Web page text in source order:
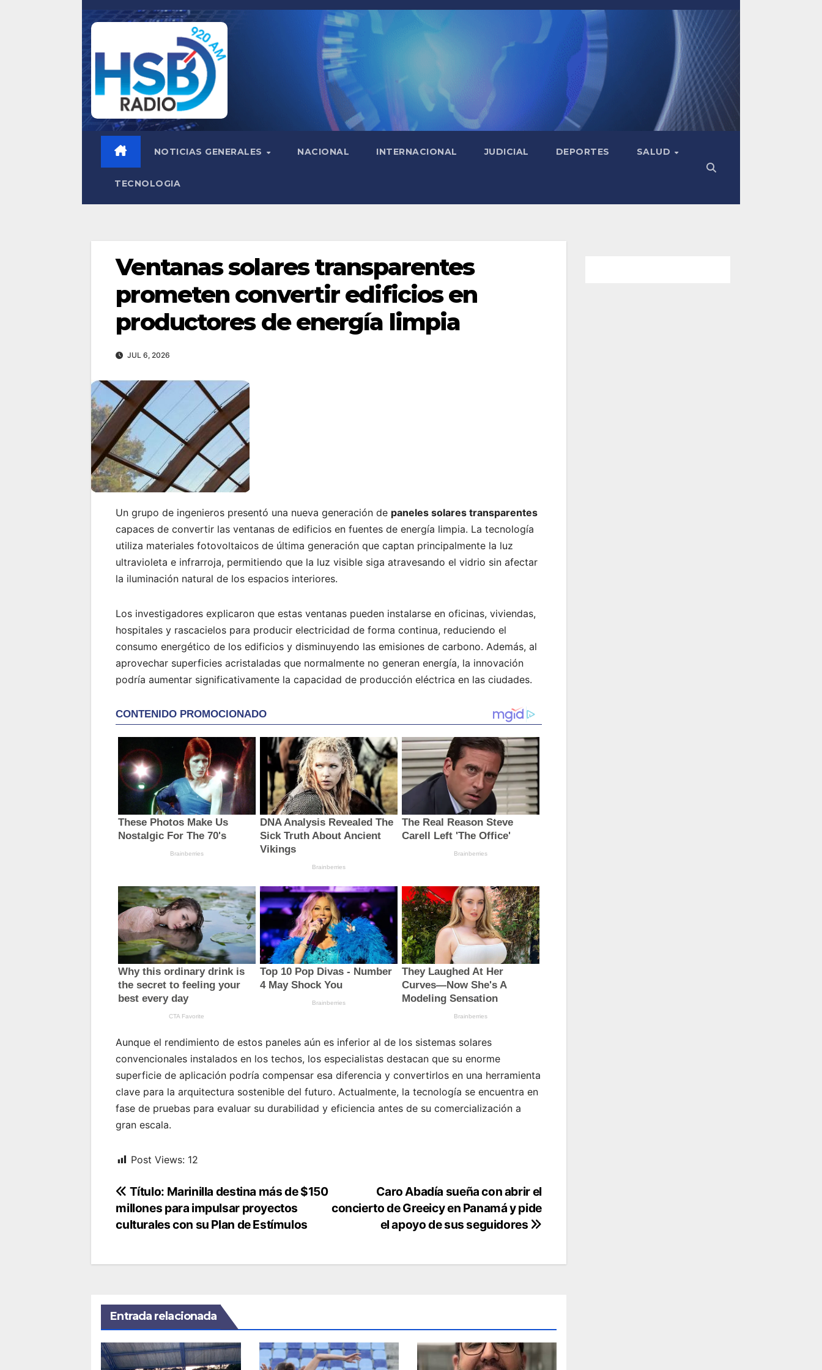
Saltar
NOTICIAS GENERALES NACIONAL INTERNACIONAL JUDICIAL DEPORTES SALUD
TECNOLOGIA
Ventanas solares transparentes
prometen convertir edificios en
productores de energía limpia
JUL 6, 2026
Un grupo de ingenieros presentó una nueva generación de paneles solares transparentes
capaces de convertir las ventanas de edificios en fuentes de energía limpia. La tecnología
utiliza materiales fotovoltaicos de última generación que captan principalmente la luz
ultravioleta e infrarroja, permitiendo que la luz visible siga atravesando el vidrio sin afectar
la iluminación natural de los espacios interiores.
Los investigadores explicaron que estas ventanas pueden instalarse en oficinas, viviendas,
hospitales y rascacielos para producir electricidad de forma continua, reduciendo el
consumo energético de los edificios y disminuyendo las emisiones de carbono. Además, al
aprovechar superficies acristaladas que normalmente no generan energía, la innovación
podría aumentar significativamente la capacidad de producción eléctrica en las ciudades.
Aunque el rendimiento de estos paneles aún es inferior al de los sistemas solares
convencionales instalados en los techos, los especialistas destacan que su enorme
superficie de aplicación podría compensar esa diferencia y convertirlos en una herramienta
clave para la arquitectura sostenible del futuro. Actualmente, la tecnología se encuentra en
fase de pruebas para evaluar su durabilidad y eficiencia antes de su comercialización a
gran escala.
Post Views: 12
Navegación
de
Caro Abadía sueña con abrir el
concierto de Greeicy en Panamá y pide
el apoyo de sus seguidores
Título: Marinilla destina más de $150
millones para impulsar proyectos
culturales con su Plan de Estímulos
Entrada relacionada